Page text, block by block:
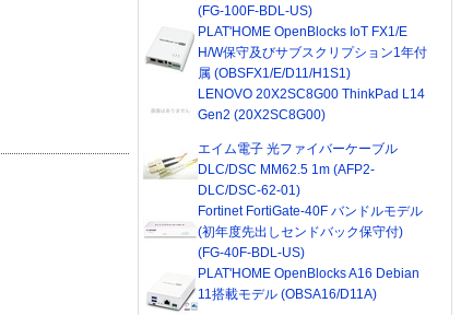
(FG-100F-BDL-US)
PLAT'HOME OpenBlocks IoT FX1/E
H/W保守及びサブスクリプション1年付
属 (OBSFX1/E/D11/H1S1)
LENOVO 20X2SC8G00 ThinkPad L14
Gen2 (20X2SC8G00)
エイム電子 光ファイバーケーブル
DLC/DSC MM62.5 1m (AFP2-
DLC/DSC-62-01)
Fortinet FortiGate-40F バンドルモデル
(初年度先出しセンドバック保守付)
(FG-40F-BDL-US)
PLAT'HOME OpenBlocks A16 Debian
11搭載モデル (OBSA16/D11A)